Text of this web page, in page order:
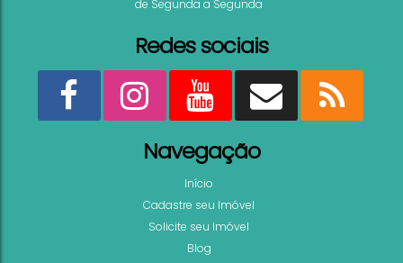
de Segunda a Segunda
Redes sociais
Navegação
Início
Cadastre seu Imóvel
Solicite seu Imóvel
Blog